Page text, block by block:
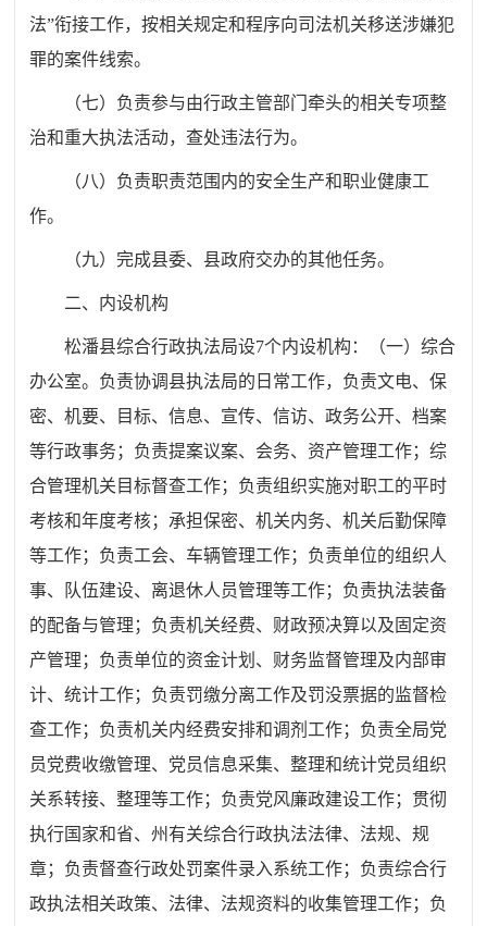
法”衔接工作，按相关规定和程序向司法机关移送涉嫌犯
罪的案件线索。
（七）负责参与由行政主管部门牵头的相关专项整
治和重大执法活动，查处违法行为。
（八）负责职责范围内的安全生产和职业健康工
作。
（九）完成县委、县政府交办的其他任务。
二、内设机构
松潘县综合行政执法局设7个内设机构：（一）综合
办公室。负责协调县执法局的日常工作，负责文电、保
密、机要、目标、信息、宣传、信访、政务公开、档案
等行政事务；负责提案议案、会务、资产管理工作；综
合管理机关目标督查工作；负责组织实施对职工的平时
考核和年度考核；承担保密、机关内务、机关后勤保障
等工作；负责工会、车辆管理工作；负责单位的组织人
事、队伍建设、离退休人员管理等工作；负责执法装备
的配备与管理；负责机关经费、财政预决算以及固定资
产管理；负责单位的资金计划、财务监督管理及内部审
计、统计工作；负责罚缴分离工作及罚没票据的监督检
查工作；负责机关内经费安排和调剂工作；负责全局党
员党费收缴管理、党员信息采集、整理和统计党员组织
关系转接、整理等工作；负责党风廉政建设工作；贯彻
执行国家和省、州有关综合行政执法法律、法规、规
章；负责督查行政处罚案件录入系统工作；负责综合行
政执法相关政策、法律、法规资料的收集管理工作；负